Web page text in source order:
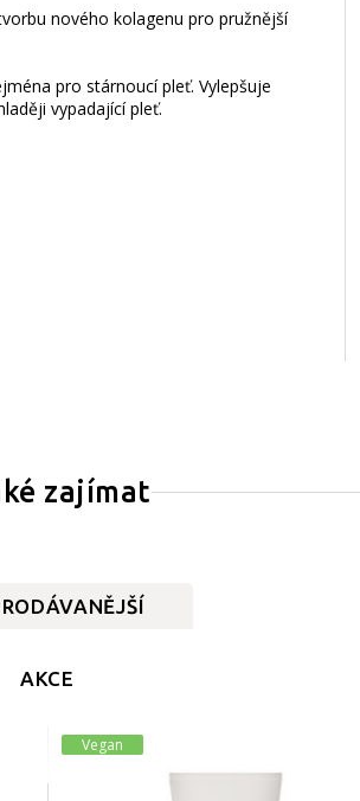
nového kolagenu pro pružnější
pro stárnoucí pleť. Vylepšuje
vypadající pleť.
zajímat
AKCE
Vegan